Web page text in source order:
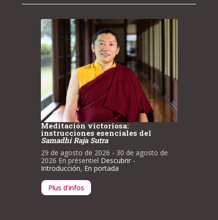
Meditación victoriosa:
instrucciones esenciales del
Samadhi Raja Sutra
29 de agosto de 2026 - 30 de agosto de
2026 En présentiel Descubrir -
Introducción, En portada
Plus d'infos